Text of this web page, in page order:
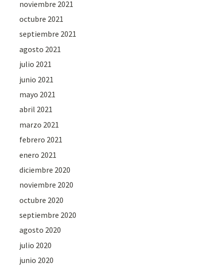
noviembre 2021
octubre 2021
septiembre 2021
agosto 2021
julio 2021
junio 2021
mayo 2021
abril 2021
marzo 2021
febrero 2021
enero 2021
diciembre 2020
noviembre 2020
octubre 2020
septiembre 2020
agosto 2020
julio 2020
junio 2020